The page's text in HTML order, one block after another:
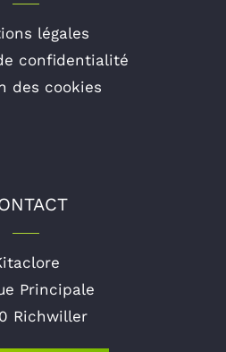
légales
confidentialité
des cookies
Principale
Richwiller